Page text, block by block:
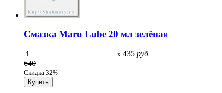
Смазка Maru Lube 20 мл зелёная
x 435 руб
640
Скидка 32%